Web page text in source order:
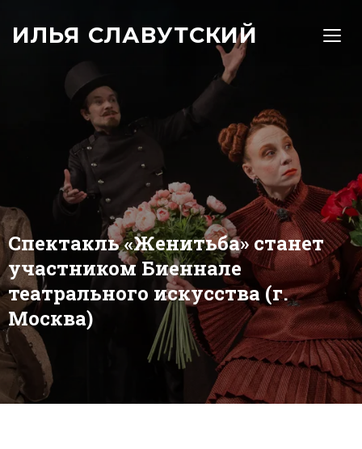
ИЛЬЯ СЛАВУТСКИЙ
Спектакль «Женитьба» станет
участником Биеннале
театрального искусства (г.
Москва)